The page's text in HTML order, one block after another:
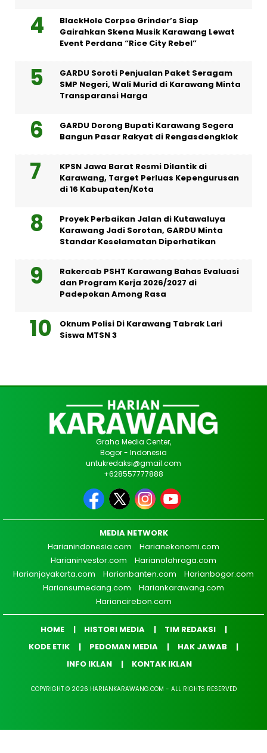
BlackHole Corpse Grinder’s Siap
Gairahkan Skena Musik Karawang Lewat
Event Perdana “Rice City Rebel”
GARDU Soroti Penjualan Paket Seragam
SMP Negeri, Wali Murid di Karawang Minta
Transparansi Harga
GARDU Dorong Bupati Karawang Segera
Bangun Pasar Rakyat di Rengasdengklok
KPSN Jawa Barat Resmi Dilantik di
Karawang, Target Perluas Kepengurusan
di 16 Kabupaten/Kota
Proyek Perbaikan Jalan di Kutawaluya
Karawang Jadi Sorotan, GARDU Minta
Standar Keselamatan Diperhatikan
Rakercab PSHT Karawang Bahas Evaluasi
dan Program Kerja 2026/2027 di
Padepokan Among Rasa
Oknum Polisi Di Karawang Tabrak Lari
Siswa MTSN 3
Graha Media Center,
Bogor - Indonesia
untukredaksi@gmail.com
+628557777888
MEDIA NETWORK
Harianindonesia.com
Harianekonomi.com
Harianinvestor.com
Harianolahraga.com
Harianjayakarta.com
Harianbanten.com
Harianbogor.com
Hariansumedang.com
Hariankarawang.com
Hariancirebon.com
HOME HISTORI MEDIA
TIM REDAKSI
KODE ETIK
PEDOMAN MEDIA
HAK JAWAB
INFO IKLAN
KONTAK IKLAN
COPYRIGHT © 2026 HARIANKARAWANG.COM - ALL RIGHTS RESERVED